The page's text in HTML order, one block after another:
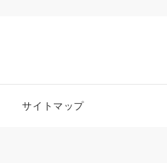
サイトマップ